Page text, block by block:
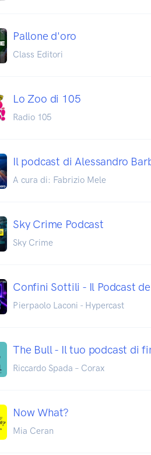
Pallone d'oro
Class Editori
Lo Zoo di 105
Radio 105
Il podcast di Alessandro
A cura di: Fabrizio Mele
Sky Crime Podcast
Sky Crime
Confini Sottili - Il Podcast
Pierpaolo Laconi - Hypercast
The Bull - Il tuo podcast di
Riccardo Spada – Corax
Now What?
Mia Ceran